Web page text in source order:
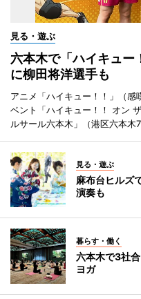
見る・遊ぶ
六本木で「ハイキュ
に柳田将洋選手も
アニメ「ハイキュー！！」（感
ベント「ハイキュー！！ オン
ルサール六本木」（港区六本木7
見る・遊ぶ
麻布台ヒルズ
演奏も
暮らす・働く
六本木で3社
ヨガ